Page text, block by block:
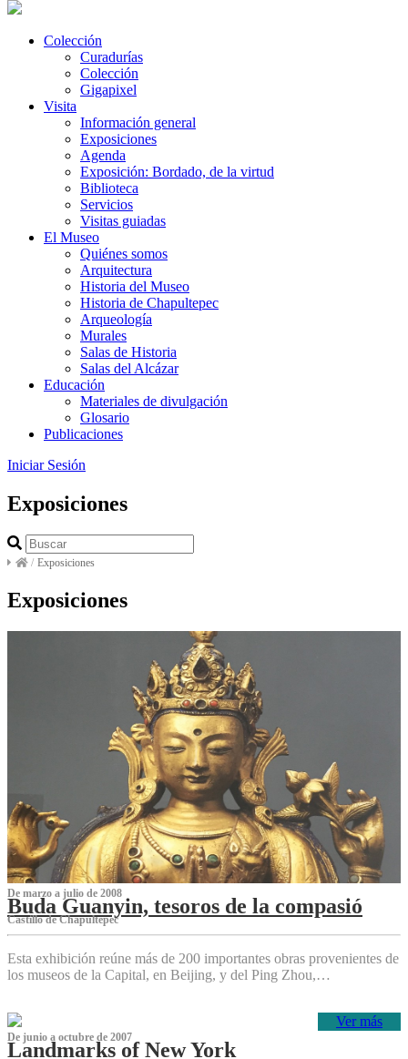
Colección
Curadurías
Colección
Gigapixel
Visita
Información general
Exposiciones
Agenda
Exposición: Bordado, de la virtud
Biblioteca
Servicios
Visitas guiadas
El Museo
Quiénes somos
Arquitectura
Historia del Museo
Historia de Chapultepec
Arqueología
Murales
Salas de Historia
Salas del Alcázar
Educación
Materiales de divulgación
Glosario
Publicaciones
Iniciar Sesión
Exposiciones
/ Exposiciones
Exposiciones
De marzo a julio de 2008
Buda Guanyin, tesoros de la compasió
Castillo de Chapultepec
Esta exhibición reúne más de 200 importantes obras provenientes de
los museos de la Capital, en Beijing, y del Ping Zhou,…
Ver más
De junio a octubre de 2007
Landmarks of New York